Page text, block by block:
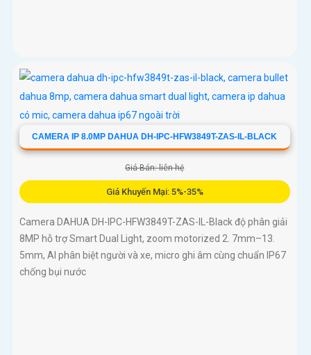
CAMERA IP 8.0MP DAHUA DH-IPC-HFW3849T-ZAS-IL-BLACK
Giá Bán: liên hệ
Giá Khuyến Mại: 5%-35%
Camera DAHUA DH-IPC-HFW3849T-ZAS-IL-Black độ phân giải
8MP hỗ trợ Smart Dual Light, zoom motorized 2. 7mm–13.
5mm, AI phân biệt người và xe, micro ghi âm cùng chuẩn IP67
chống bụi nước